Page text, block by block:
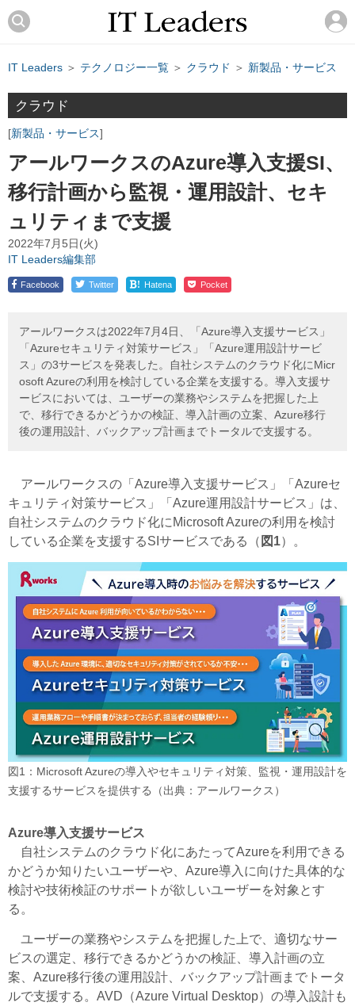
IT Leaders ＞ テクノロジー一覧 ＞ クラウド ＞ 新製品・サービス
クラウド
新製品・サービス
アールワークスのAzure導入支援SI、
移行計画から監視・運用設計、セキ
ュリティまで支援
2022年7月5日(火)
IT Leaders編集部
Facebook Twitter ! Hatena Pocket
アールワークスは2022年7月4日、「Azure導入支援サービス」
「Azureセキュリティ対策サービス」「Azure運用設計サービ
ス」の3サービスを発表した。自社システムのクラウド化にMicr
osoft Azureの利用を検討している企業を支援する。導入支援サ
ービスにおいては、ユーザーの業務やシステムを把握した上
で、移行できるかどうかの検証、導入計画の立案、Azure移行
後の運用設計、バックアップ計画までトータルで支援する。
アールワークスの「Azure導入支援サービス」「Azureセ
キュリティ対策サービス」「Azure運用設計サービス」は、
自社システムのクラウド化にMicrosoft Azureの利用を検討
している企業を支援するSIサービスである（ 図1）。
図1：Microsoft Azureの導入やセキュリティ対策、監視・運用設計を
支援するサービスを提供する（出典：アールワークス）
Azure導入支援サービス
自社システムのクラウド化にあたってAzureを利用できる
かどうか知りたいユーザーや、Azure導入に向けた具体的な
検討や技術検証のサポートが欲しいユーザーを対象とす
る。
ユーザーの業務やシステムを把握した上で、適切なサー
ビスの選定、移行できるかどうかの検証、導入計画の立
案、Azure移行後の運用設計、バックアップ計画までトータ
ルで支援する。AVD（Azure Virtual Desktop）の導入設計も